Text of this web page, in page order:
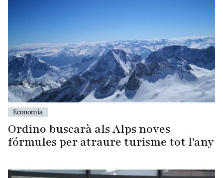
Economia
Ordino buscarà als Alps noves
fórmules per atraure turisme tot l'any